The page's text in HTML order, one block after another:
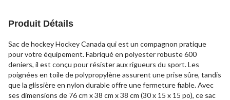
Produit Détails
Sac de hockey Hockey Canada qui est un compagnon pratique
pour votre équipement. Fabriqué en polyester robuste 600
deniers, il est conçu pour résister aux rigueurs du sport. Les
poignées en toile de polypropylène assurent une prise sûre, tandis
que la glissière en nylon durable offre une fermeture fiable. Avec
ses dimensions de 76 cm x 38 cm x 38 cm (30 x 15 x 15 po), ce sac